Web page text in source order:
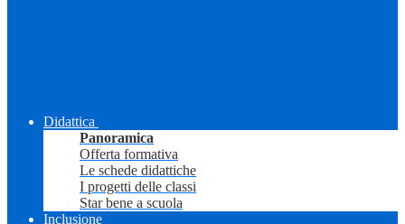
Didattica
Panoramica
Offerta formativa
Le schede didattiche
I progetti delle classi
Star bene a scuola
Inclusione